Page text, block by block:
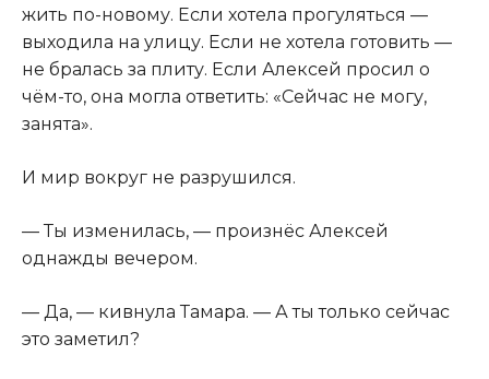
жить по-новому. Если хотела прогуляться —
выходила на улицу. Если не хотела готовить —
не бралась за плиту. Если Алексей просил о
чём-то, она могла ответить: «Сейчас не могу,
занята».
И мир вокруг не разрушился.
— Ты изменилась, — произнёс Алексей
однажды вечером.
— Да, — кивнула Тамара. — А ты только сейчас
это заметил?